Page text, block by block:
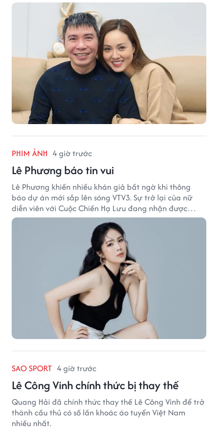
PHIM ẢNH 4 giờ trước
Lê Phương báo tin vui
Lê Phương khiến nhiều khán giả bất ngờ khi thông
báo dự án mới sắp lên sóng VTV3. Sự trở lại của nữ
diễn viên với Cuộc Chiến Hạ Lưu đang nhận được
nhiều sự quan tâm.
SAO SPORT 4 giờ trước
Lê Công Vinh chính thức bị thay thế
Quang Hải đã chính thức thay thế Lê Công Vinh để trở
thành cầu thủ có số lần khoác áo tuyển Việt Nam
nhiều nhất.